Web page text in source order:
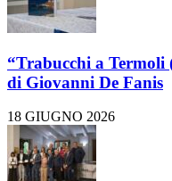
“Trabucchi a Termoli
di Giovanni De Fanis
18 GIUGNO 2026